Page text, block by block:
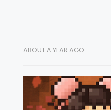
ABOUT A YEAR AGO